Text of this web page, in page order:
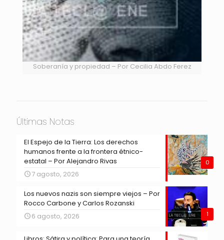
Soberanía y propiedad – Por Cecilia Abdo Ferez
Últimas Notas
0
El Espejo de la Tierra: Los derechos
humanos frente a la frontera étnico-
estatal – Por Alejandro Rivas
7 agosto, 2026
1
Los nuevos nazis son siempre viejos – Por
Rocco Carbone y Carlos Rozanski
6 agosto, 2026